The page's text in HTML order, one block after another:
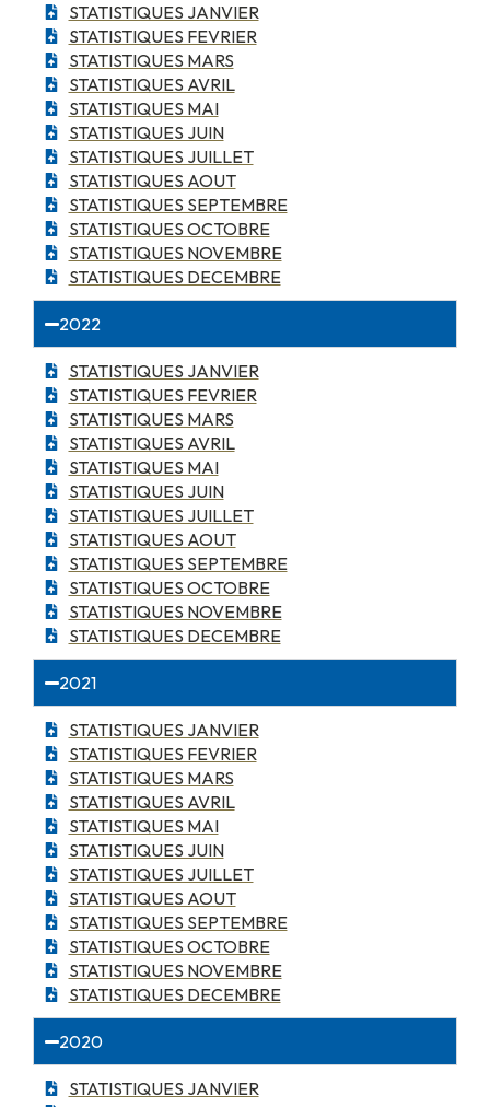
STATISTIQUES JANVIER
STATISTIQUES FEVRIER
STATISTIQUES MARS
STATISTIQUES AVRIL
STATISTIQUES MAI
STATISTIQUES JUIN
STATISTIQUES JUILLET
STATISTIQUES AOUT
STATISTIQUES SEPTEMBRE
STATISTIQUES OCTOBRE
STATISTIQUES NOVEMBRE
STATISTIQUES DECEMBRE
2022
STATISTIQUES JANVIER
STATISTIQUES FEVRIER
STATISTIQUES MARS
STATISTIQUES AVRIL
STATISTIQUES MAI
STATISTIQUES JUIN
STATISTIQUES JUILLET
STATISTIQUES AOUT
STATISTIQUES SEPTEMBRE
STATISTIQUES OCTOBRE
STATISTIQUES NOVEMBRE
STATISTIQUES DECEMBRE
2021
STATISTIQUES JANVIER
STATISTIQUES FEVRIER
STATISTIQUES MARS
STATISTIQUES AVRIL
STATISTIQUES MAI
STATISTIQUES JUIN
STATISTIQUES JUILLET
STATISTIQUES AOUT
STATISTIQUES SEPTEMBRE
STATISTIQUES OCTOBRE
STATISTIQUES NOVEMBRE
STATISTIQUES DECEMBRE
2020
STATISTIQUES JANVIER